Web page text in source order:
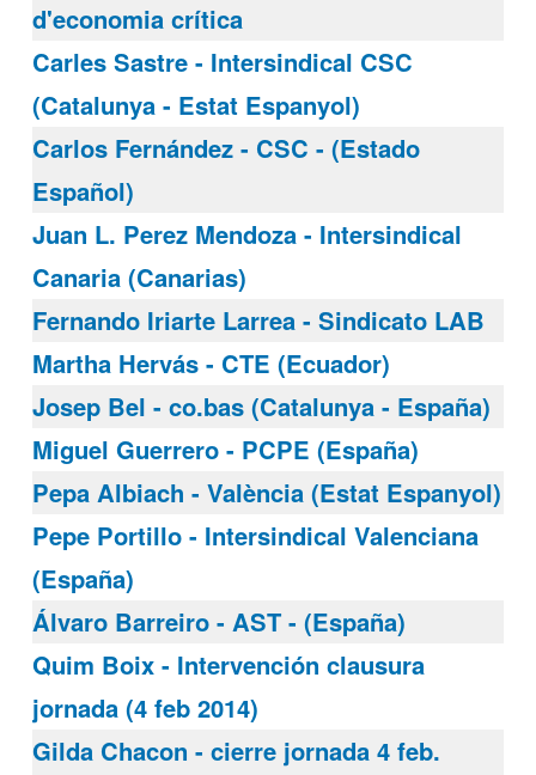
d'economia crítica
Carles Sastre - Intersindical CSC
(Catalunya - Estat Espanyol)
Carlos Fernández - CSC - (Estado
Español)
Juan L. Perez Mendoza - Intersindical
Canaria (Canarias)
Fernando Iriarte Larrea - Sindicato LAB
Martha Hervás - CTE (Ecuador)
Josep Bel - co.bas (Catalunya - España)
Miguel Guerrero - PCPE (España)
Pepa Albiach - València (Estat Espanyol)
Pepe Portillo - Intersindical Valenciana
(España)
Álvaro Barreiro - AST - (España)
Quim Boix - Intervención clausura
jornada (4 feb 2014)
Gilda Chacon - cierre jornada 4 feb.